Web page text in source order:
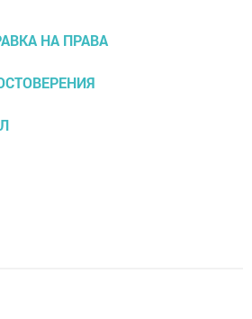
НА ПРАВА